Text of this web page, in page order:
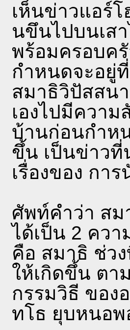
เห็นข่าวแอร์
นขึนไปบนเส
พร้อมครอบค
กำหนดจะอยู่
สมาธิวิปัสสน
เองไปมีควา
บ้านก่อนกำห
ขึ้น เป็นข่าวที่
เรื่องของ กา
ศัพท์คำว่า สม
ได้เป็น 2 คว
คือ สมาธิ ช่วง
ให้เกิดขึ้น ตา
กรรมวิธี ของ
ทโธ ยุบหนอ